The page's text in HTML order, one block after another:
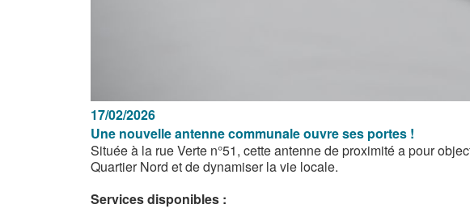
17/02/2026
Une nouvelle antenne communale ouvre ses portes !
Située à la rue Verte n°51, cette antenne de proximité a pour
Quartier Nord et de dynamiser la vie locale.
Services disponibles :